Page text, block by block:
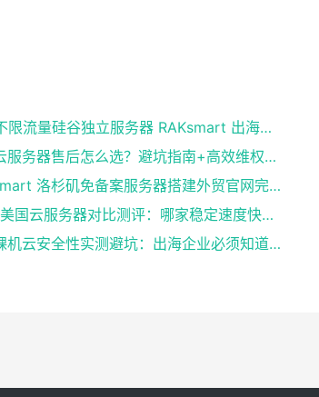
G 口不限流量硅谷独立服务器 RAKsmart 出海业务实测
美国云服务器售后怎么选？避坑指南+高效维权技巧
RAKsmart 洛杉矶免备案服务器搭建外贸官网完整方案
2026美国云服务器对比测评：哪家稳定速度快？首选RakSmart
香港裸机云安全性实测避坑：出海企业必须知道的底层真相